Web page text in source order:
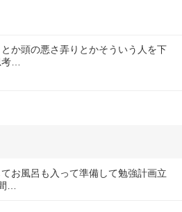
か頭の悪さ弄りとかそういう人を下
…
お風呂も入って準備して勉強計画立
…